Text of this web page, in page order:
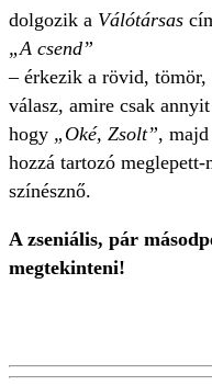
dolgozik a Válótársas
„A csend”
– érkezik a rövid,
válasz, amire csak
hogy „Oké, Zsolt”, majd
hozzá tartozó
színésznő.
A zseniális, pár
megtekinteni!